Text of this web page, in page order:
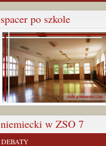
spacer po szkole
niemiecki w ZSO 7
DEBATY